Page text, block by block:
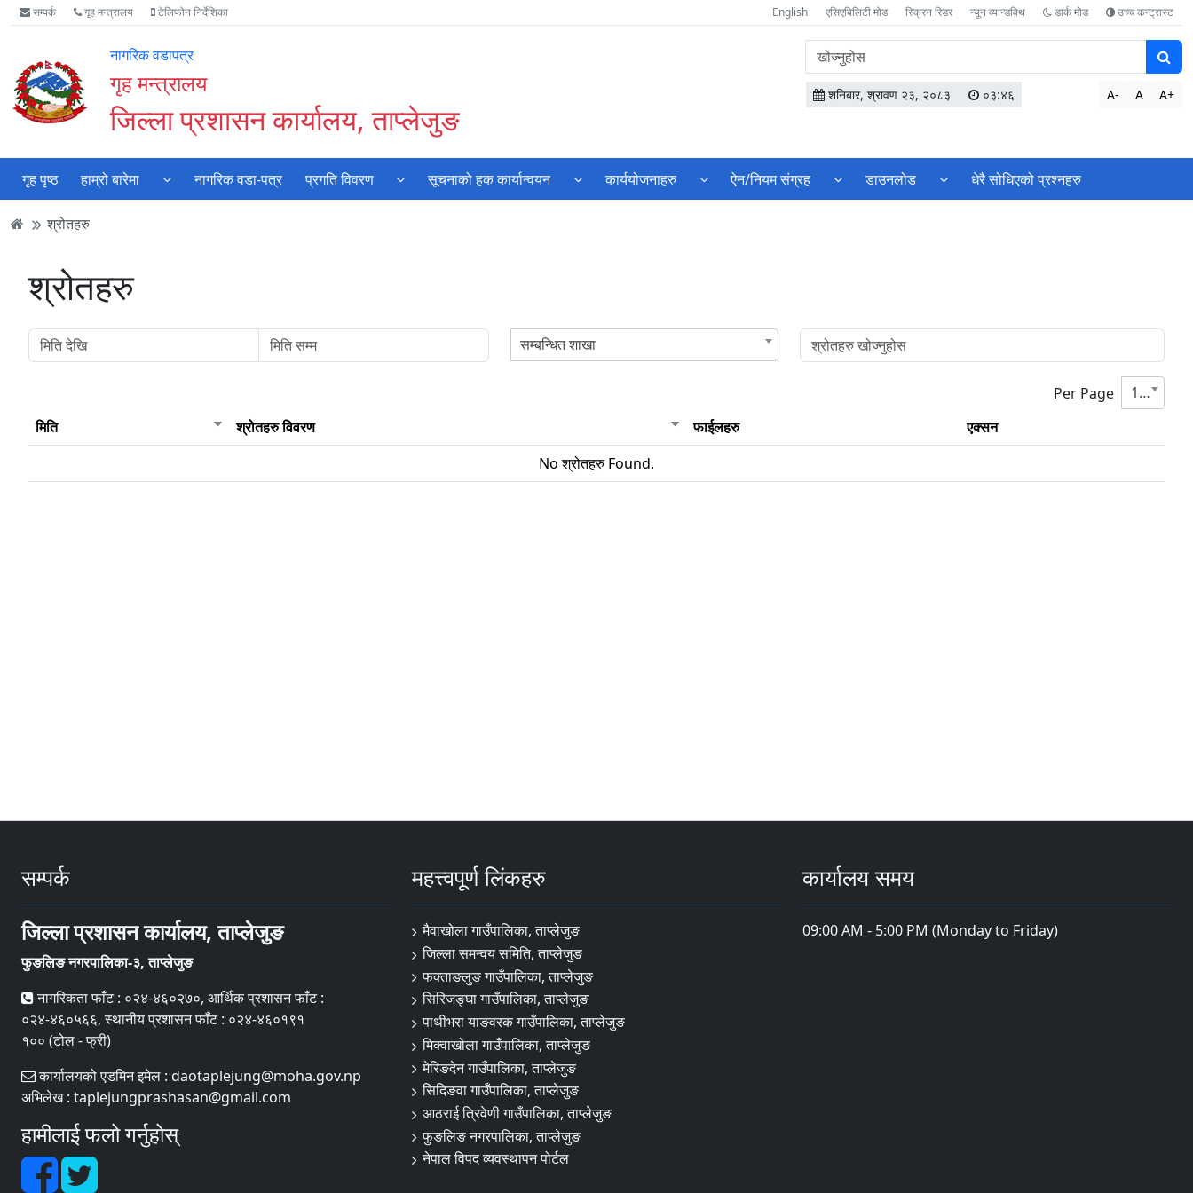
Accessibility
Mode
गर्नुहोस्
मुख्य
सामाग्री
मुख्य
नेभिगेसन
वेबसाइट
खोजमा
सम्पर्क गृह मन्त्रालय टेलिफोन निर्देशिका English एसिएबिलिटी मोड स्क्रिन रिडर न्यून व्यान्डविथ डार्क मोड उच्च कन्ट्रास्ट
नागरिक वडापत्र
गृह मन्त्रालय
जिल्ला प्रशासन कार्यालय, ताप्लेजुङ
वेबसाइटमा
सामग्री
खोज्नुहोस
शनिबार, श्रावण २३, २०८३ ०३:४६ A- A A+
गृह पृष्ठ हाम्रो बारेमा नागरिक वडा-पत्र प्रगति विवरण सूचनाको हक कार्यान्वयन कार्ययोजनाहरु ऐन/नियम संग्रह डाउनलोड धेरै सोधिएको प्रश्नहरु
श्रोतहरु
श्रोतहरु
सम्बन्धित शाखा
Per Page
10
मिति
श्रोतहरु विवरण फाईलहरु
एक्सन
No श्रोतहरु Found.
सम्पर्क
जिल्ला प्रशासन कार्यालय, ताप्लेजुङ
फुङलिङ नगरपालिका-३, ताप्लेजुङ
नागरिकता फाँट : ०२४-४६०२७०, आर्थिक प्रशासन फाँट :
०२४-४६०५६६, स्थानीय प्रशासन फाँट : ०२४-४६०१९१
१०० (टोल - फ्री)
कार्यालयको एडमिन इमेल : daotaplejung@moha.gov.np
अभिलेख : taplejungprashasan@gmail.com
हामीलाई फलो गर्नुहोस्
महत्त्वपूर्ण लिंकहरु
मैवाखोला गाउँपालिका, ताप्लेजुङ
जिल्ला समन्वय समिति, ताप्लेजुङ
फक्ताङलुङ गाउँपालिका, ताप्लेजुङ
सिरिजङ्घा गाउँपालिका, ताप्लेजुङ
पाथीभरा याङवरक गाउँपालिका, ताप्लेजुङ
मिक्वाखोला गाउँपालिका, ताप्लेजुङ
मेरिङदेन गाउँपालिका, ताप्लेजुङ
सिदिङवा गाउँपालिका, ताप्लेजुङ
आठराई त्रिवेणी गाउँपालिका, ताप्लेजुङ
फुङलिङ नगरपालिका, ताप्लेजुङ
नेपाल विपद व्यवस्थापन पोर्टल
कार्यालय समय
09:00 AM - 5:00 PM (Monday to Friday)